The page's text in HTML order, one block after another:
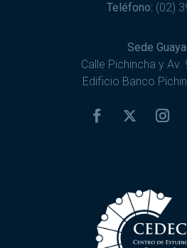
Teléfono: (02)
Sede
Calle Pichincha y Av.
Edificio Banco